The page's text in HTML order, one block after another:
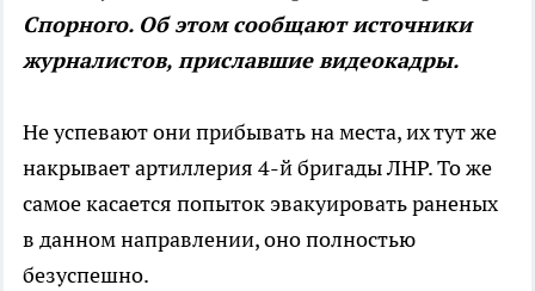
Спорного. Об этом сообщают источники
журналистов, приславшие видеокадры.
Не успевают они прибывать на места, их тут же
накрывает артиллерия 4-й бригады ЛНР. То же
самое касается попыток эвакуировать раненых
в данном направлении, оно полностью
безуспешно.